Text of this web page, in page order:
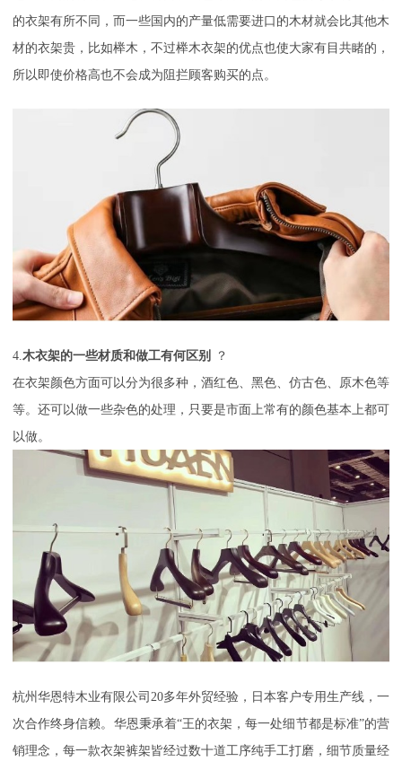
的衣架有所不同，而一些国内的产量低需要进口的木材就会比其他木
材的衣架贵，比如榉木，不过榉木衣架的优点也使大家有目共睹的，
所以即使价格高也不会成为阻拦顾客购买的点。
4.木衣架的一些材质和做工有何区别
？
在衣架颜色方面可以分为很多种，酒红色、黑色、仿古色、原木色等
等。还可以做一些杂色的处理，只要是市面上常有的颜色基本上都可
以做。
杭州华恩特木业有限公司 20多年外贸经验，日本客户专用生产线，一
次合作终身信赖。华恩秉承着“王的衣架，每一处细节都是标准”的营
销理念，每一款衣架裤架皆经过数十道工序纯手工打磨，细节质量经